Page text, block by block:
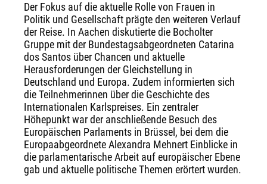
Der Fokus auf die aktuelle Rolle von Frauen in
Politik und Gesellschaft prägte den weiteren Verlauf
der Reise. In Aachen diskutierte die Bocholter
Gruppe mit der Bundestagsabgeordneten Catarina
dos Santos über Chancen und aktuelle
Herausforderungen der Gleichstellung in
Deutschland und Europa. Zudem informierten sich
die Teilnehmerinnen über die Geschichte des
Internationalen Karlspreises. Ein zentraler
Höhepunkt war der anschließende Besuch des
Europäischen Parlaments in Brüssel, bei dem die
Europaabgeordnete Alexandra Mehnert Einblicke in
die parlamentarische Arbeit auf europäischer Ebene
gab und aktuelle politische Themen erörtert wurden.